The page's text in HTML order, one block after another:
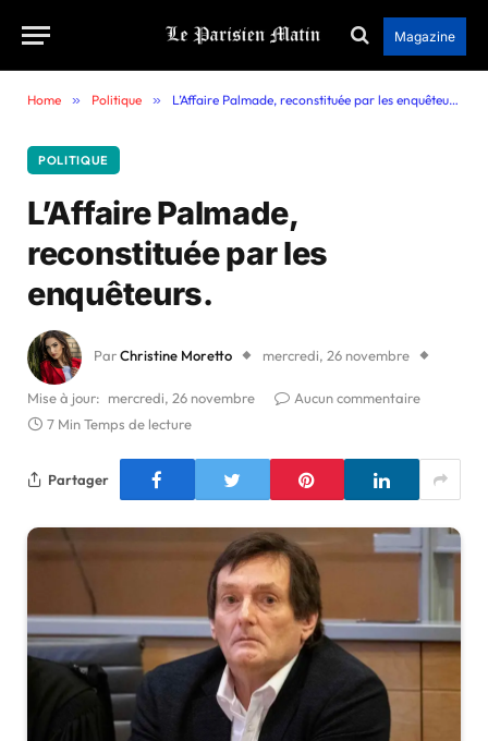
Magazine
Home » Politique » L’Affaire Palmade, reconstituée par les enquêteurs.
POLITIQUE
L’Affaire Palmade,
reconstituée par les
enquêteurs.
ParChristine Moretto mercredi, 26 novembre
Mise à jour: mercredi, 26 novembre
Aucun commentaire
7 Min Temps de lecture
Partager